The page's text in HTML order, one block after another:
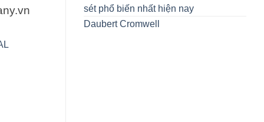
sét phổ biến nhất hiện nay
Daubert Cromwell